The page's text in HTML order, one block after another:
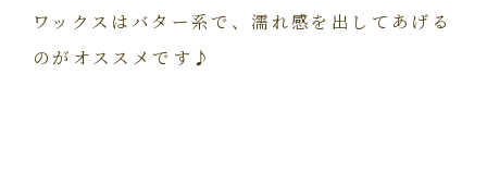
ワックスはバター系で、濡れ感を出してあげる
のがオススメです♪